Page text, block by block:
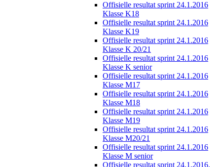
Offisielle resultat sprint 24.1.2016
Klasse K18
Offisielle resultat sprint 24.1.2016
Klasse K19
Offisielle resultat sprint 24.1.2016
Klasse K 20/21
Offisielle resultat sprint 24.1.2016
Klasse K senior
Offisielle resultat sprint 24.1.2016
Klasse M17
Offisielle resultat sprint 24.1.2016
Klasse M18
Offisielle resultat sprint 24.1.2016
Klasse M19
Offisielle resultat sprint 24.1.2016
Klasse M20/21
Offisielle resultat sprint 24.1.2016
Klasse M senior
Offisielle resultat sprint 24.1.2016.